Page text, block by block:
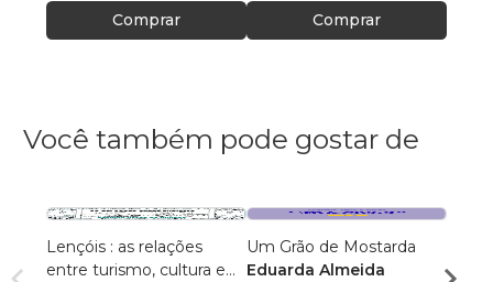
Comprar Comprar
Você também pode gostar de
Lençóis : as relações
entre turismo, cultura e
Um Grão de Mostarda
Eduarda Almeida
Aulas